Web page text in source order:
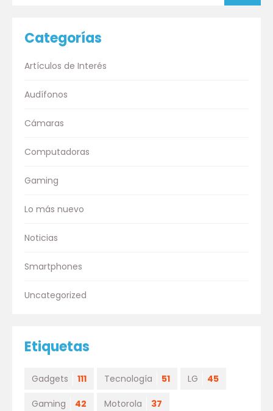
Categorías
Artículos de Interés
Audífonos
Cámaras
Computadoras
Gaming
Lo más nuevo
Noticias
Smartphones
Uncategorized
Etiquetas
Gadgets 111 Tecnología 51 LG 45
Gaming 42 Motorola 37